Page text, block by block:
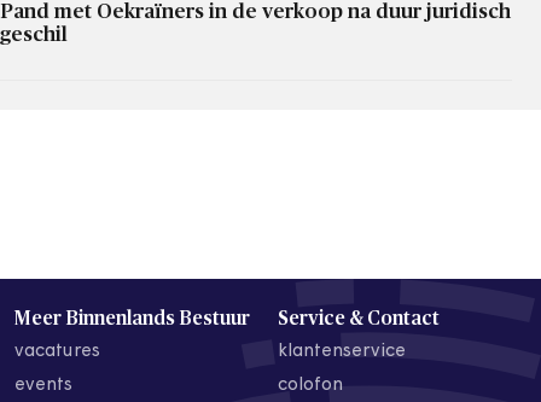
Pand met Oekraïners in de verkoop na duur juridisch
geschil
Meer Binnenlands Bestuur
vacatures
events
Service & Contact
klantenservice
colofon